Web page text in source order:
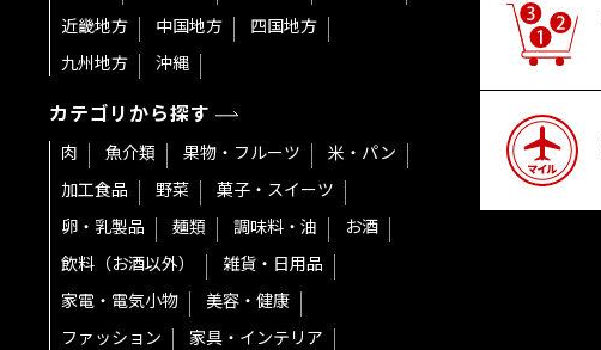
近畿地方
中国地方
四国地方
九州地方
沖縄
カテゴリから探す
肉 魚介類 果物・フルーツ
米・パン
加工食品
野菜
菓子・スイーツ
卵・乳製品
麺類 調味料・油
お酒
飲料（お酒以外）
雑貨・日用品
家電・電気小物
美容・健康
ファッション
家具・インテリア